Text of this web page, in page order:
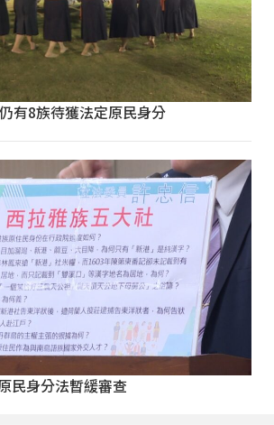
有8族待獲法定原民身分
民身分法暫緩審查